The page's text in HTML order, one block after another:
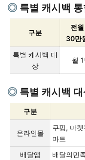
특별 캐시백
구분
전
30만
특별 캐시백 대
상
월
특별 캐시백
구분
온라인몰
쿠팡, 마
마트
배달앱 배달의민